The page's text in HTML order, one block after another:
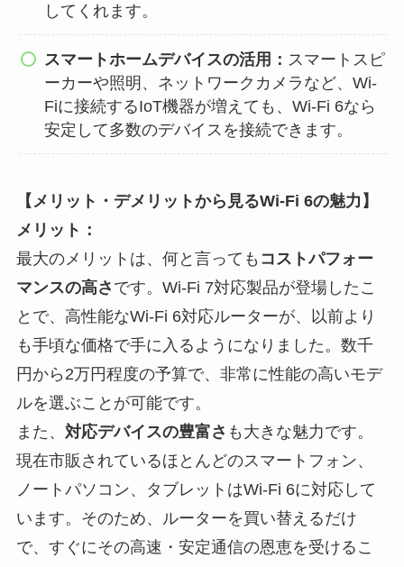
してくれます。
スマートホームデバイスの活用： スマートスピ
ーカーや照明、ネットワークカメラなど、Wi-
Fiに接続するIoT機器が増えても、Wi-Fi 6なら
安定して多数のデバイスを接続できます。
【メリット・デメリットから見るWi-Fi 6の魅力】
メリット：
最大のメリットは、何と言っても コストパフォー
マンスの高さ です。Wi-Fi 7対応製品が登場したこ
とで、高性能なWi-Fi 6対応ルーターが、以前より
も手頃な価格で手に入るようになりました。数千
円から2万円程度の予算で、非常に性能の高いモデ
ルを選ぶことが可能です。
また、 対応デバイスの豊富さ も大きな魅力です。
現在市販されているほとんどのスマートフォン、
ノートパソコン、タブレットはWi-Fi 6に対応して
います。そのため、ルーターを買い替えるだけ
で、すぐにその高速・安定通信の恩恵を受けるこ